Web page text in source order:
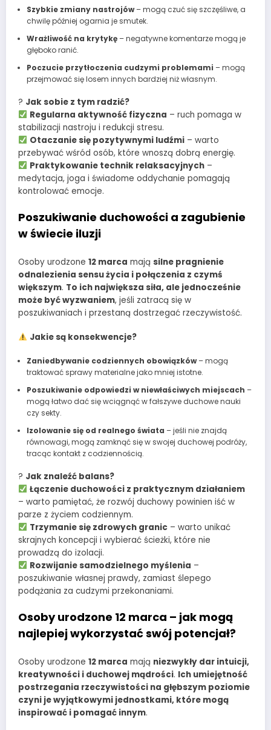
Szybkie zmiany nastrojów– mogą czuć się szczęśliwe, a
chwilę później ogarnia je smutek.
Wrażliwość na krytykę– negatywne komentarze mogą je
głęboko ranić.
Poczucie przytłoczenia cudzymi problemami – mogą
przejmować się losem innych bardziej niż własnym.
? Jak sobie z tym radzić?
Regularna aktywność fizyczna – ruch pomaga w
stabilizacji nastroju i redukcji stresu.
Otaczanie się pozytywnymi ludźmi – warto
przebywać wśród osób, które wnoszą dobrą energię.
Praktykowanie technik relaksacyjnych –
medytacja, joga i świadome oddychanie pomagają
kontrolować emocje.
Poszukiwanie duchowości a zagubienie
w świecie iluzji
Osoby urodzone 12 marca mają silne pragnienie
odnalezienia sensu życia i połączenia z czymś
większym. To ich największa siła, ale jednocześnie
może być wyzwaniem, jeśli zatracą się w
poszukiwaniach i przestaną dostrzegać rzeczywistość.
Jakie są konsekwencje?
Zaniedbywanie codziennych obowiązków– mogą
traktować sprawy materialne jako mniej istotne.
Poszukiwanie odpowiedzi w niewłaściwych miejscach –
mogą łatwo dać się wciągnąć w fałszywe duchowe nauki
czy sekty.
Izolowanie się od realnego świata – jeśli nie znajdą
równowagi, mogą zamknąć się w swojej duchowej podróży,
tracąc kontakt z codziennością.
? Jak znaleźć balans?
Łączenie duchowości z praktycznym działaniem
– warto pamiętać, że rozwój duchowy powinien iść w
parze z życiem codziennym.
Trzymanie się zdrowych granic – warto unikać
skrajnych koncepcji i wybierać ścieżki, które nie
prowadzą do izolacji.
Rozwijanie samodzielnego myślenia –
poszukiwanie własnej prawdy, zamiast ślepego
podążania za cudzymi przekonaniami.
Osoby urodzone 12 marca – jak mogą
najlepiej wykorzystać swój potencjał?
Osoby urodzone 12 marca mają niezwykły dar intuicji,
kreatywności i duchowej mądrości. Ich umiejętność
postrzegania rzeczywistości na głębszym poziomie
czyni je wyjątkowymi jednostkami, które mogą
inspirować i pomagać innym.